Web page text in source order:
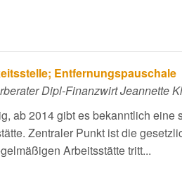
Entfernungspauschale
Dipl-Finanzwirt Jeannette
ab 2014 gibt es bekanntlich eine
Zentraler Punkt ist die
Arbeitsstätte tritt...